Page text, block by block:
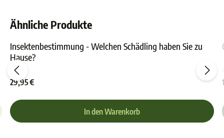
Ähnliche Produkte
von 0 von 5 Sternen
Insektenbestimmung - Welchen Schädling haben Sie zu
Hause?
29,95 €
In den Warenkorb